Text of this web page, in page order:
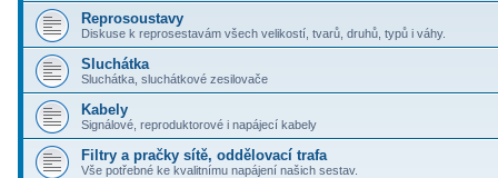
Reprosoustavy
Diskuse k reprosestavám všech velikostí, tvarů, druhů, typů i váhy.
Sluchátka
Sluchátka, sluchátkové zesilovače
Kabely
Signálové, reproduktorové i napájecí kabely
Filtry a pračky sítě, oddělovací trafa
Vše potřebné ke kvalitnímu napájení našich sestav.